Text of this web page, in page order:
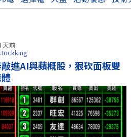
天前
進AI與蘋概股，狠砍面板雙